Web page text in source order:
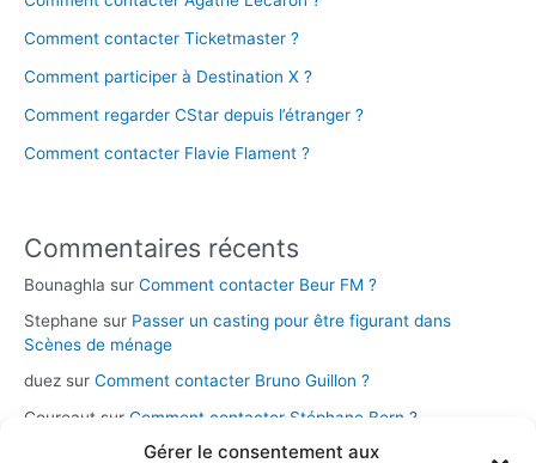
Gérer le consentement aux
Comment contacter Ticketmaster ?
Comment participer à Destination X ?
Comment regarder CStar depuis l’étranger ?
Comment contacter Flavie Flament ?
Commentaires récents
Bounaghla sur Comment contacter Beur FM ?
Stephane sur Passer un casting pour être figurant dans
Scènes de ménage
duez sur Comment contacter Bruno Guillon ?
Coureaut sur Comment contacter Stéphane Bern ?
Comment contacter la chaîne Novo 19 ?